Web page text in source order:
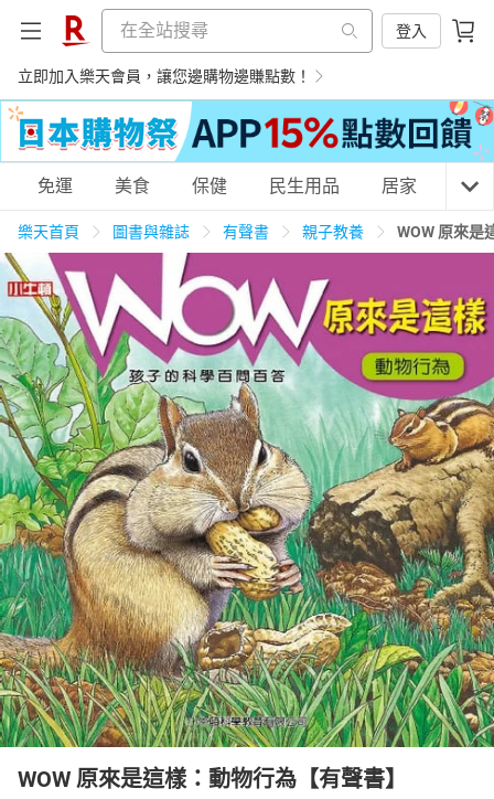
登入
立即加入樂天會員，讓您邊購物邊賺點數！
購物網分類
天天免運 美食蛋糕 養生保健 民生用品
居家生活 3C家電 運動休閒 親子玩具
女裝 男裝 化妝保養 情趣用品
日本購物 電子/紙本書
HOT
免運 美食 保健 民生用品 居家 3C
樂天首頁 圖書與雜誌 有聲書 親子教養 WOW 原來是
WOW 原來是這樣：動物行為【有聲書】